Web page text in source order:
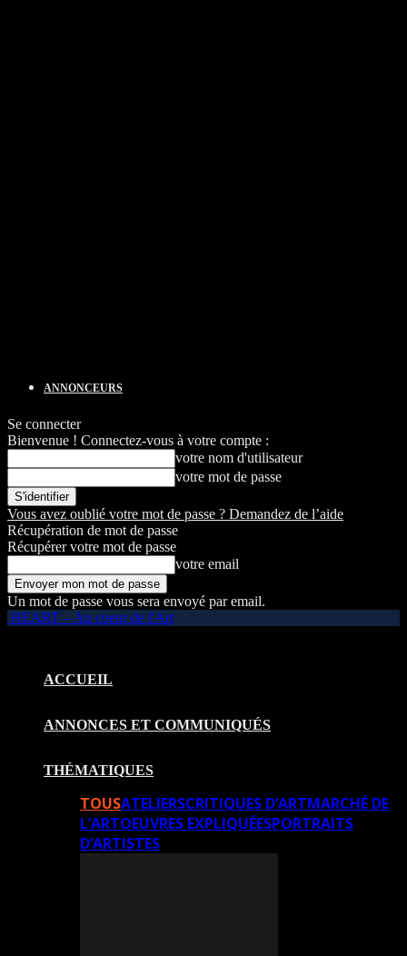
ANNONCEURS
Se connecter
Bienvenue ! Connectez-vous à votre compte :
votre nom d'utilisateur
votre mot de passe
Vous avez oublié votre mot de passe ? Demandez de l’aide
Récupération de mot de passe
Récupérer votre mot de passe
votre email
Un mot de passe vous sera envoyé par email.
HEART – Au coeur de l'Art
ACCUEIL
ANNONCES ET COMMUNIQUÉS
THÉMATIQUES
TOUSATELIERSCRITIQUES D’ARTMARCHÉ DE
L’ARTOEUVRES EXPLIQUÉESPORTRAITS
D’ARTISTES